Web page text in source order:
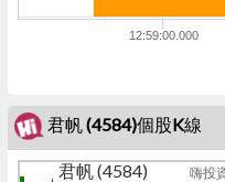
12:59:00.000
君帆 (4584)個股K線
君帆 (4584) 嗨投